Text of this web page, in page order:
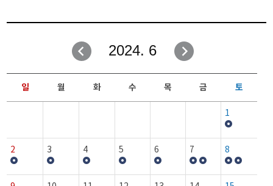
2024. 6
일 월 화 수 목 금 토
1
2 3 4 5 6 7 8